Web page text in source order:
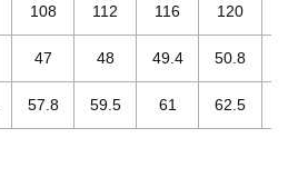
108 112 116 120
47 48 49.4 50.8
57.8 59.5 61 62.5